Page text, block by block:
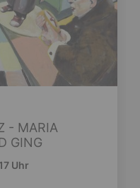
- MARIA
GING
Uhr